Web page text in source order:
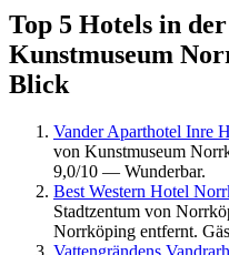
Top 5 Hotels in
Kunstmuseum
Blick
Vander Aparthotel Inre
von Kunstmuseum
9,0/10 — Wunderbar.
Best Western Hotel
Stadtzentum von
Norrköping entfernt.
Vattengrändens